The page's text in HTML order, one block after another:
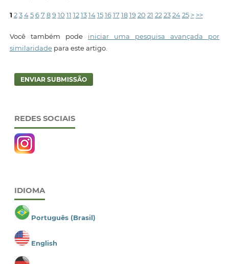
1 2 3 4 5 6 7 8 9 10 11 12 13 14 15 16 17 18 19 20 21 22 23 24 25 > >>
Você também pode iniciar uma pesquisa avançada por
similaridadepara este artigo.
ENVIAR SUBMISSÃO
REDES SOCIAIS
IDIOMA
Português (Brasil)
English